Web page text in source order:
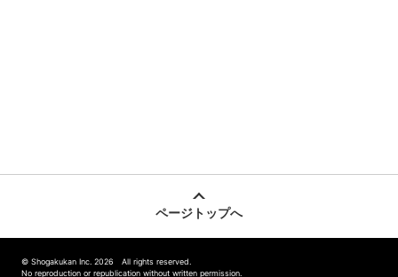
ページトップへ
© Shogakukan Inc. 2026 All rights reserved.
No reproduction or republication without written permission.